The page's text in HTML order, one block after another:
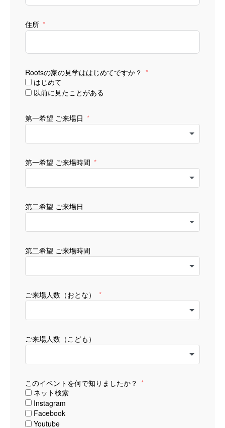
住所
Rootsの家の見学ははじめてですか？
はじめて
以前に見たことがある
第一希望 ご来場日
第一希望 ご来場時間
第二希望 ご来場日
第二希望 ご来場時間
ご来場人数（おとな）
ご来場人数（こども）
このイベントを何で知りましたか？
ネット検索
Instagram
Facebook
Youtube